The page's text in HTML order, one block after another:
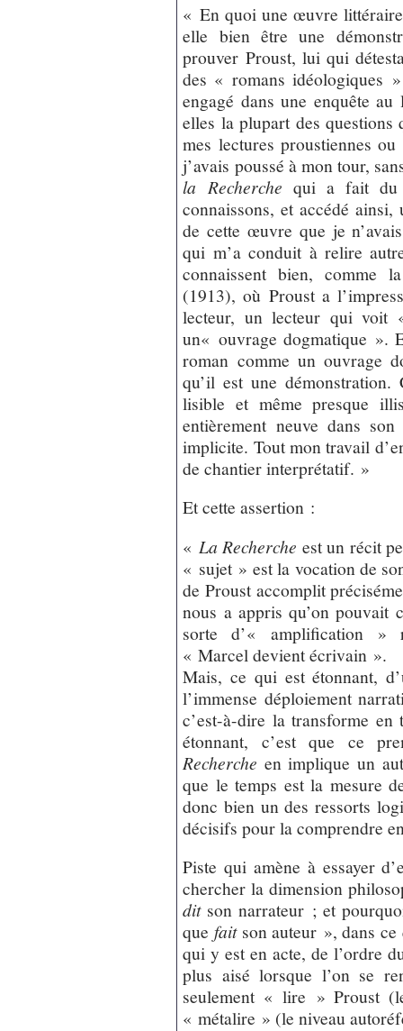
« En quoi une œuvre
elle bien être une
prouver Proust, lui qui
des « romans idéologiques
engagé dans une enquête
elles la plupart des questions
mes lectures proustiennes
j’avais poussé à mon tour,
la Recherche qui a fait du
connaissons, et accédé
de cette œuvre que je
qui m’a conduit à relire
connaissent bien, comme
(1913), où Proust a
lecteur, un lecteur qui
un« ouvrage dogmatique ».
roman comme un ouvrage
qu’il est une démonstration.
lisible et même presque
entièrement neuve dans
implicite. Tout mon travail
de chantier interprétatif. »
Et cette assertion :
« La Recherche est un récit
« sujet » est la vocation de
de Proust accomplit
nous a appris qu’on pouvait
sorte d’« amplification »
« Marcel devient écrivain ».
Mais, ce qui est étonnant,
l’immense déploiement
c’est-à-dire la transforme
étonnant, c’est que ce
Recherche en implique un
que le temps est la mesure
donc bien un des ressorts
décisifs pour la comprendre
Piste qui amène à essayer
chercher la dimension
dit son narrateur ; et
que faitson auteur », dans ce
qui y est en acte, de l’ordre
plus aisé lorsque l’on se
seulement « lire » Proust
« métalire » (le niveau